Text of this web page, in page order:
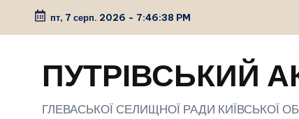
Перейти
пт, 7 серп. 2026 - 7:46:39 PM
ПУТРІВСЬКИЙ
ГЛЕВАСЬКОЇ СЕЛИЩНОЇ РАДИ КИЇВСЬКОЇ